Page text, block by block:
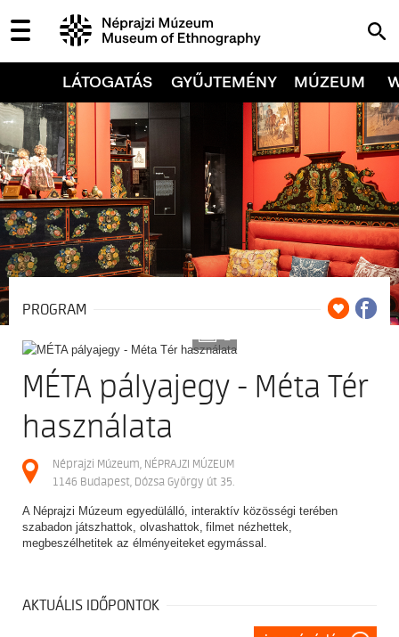
LÁTOGATÁS GYŰJTEMÉNY MÚZEUM
PROGRAM
2
MÉTA pályajegy - Méta Tér
használata
Néprajzi Múzeum, NÉPRAJZI MÚZEUM
1146 Budapest, Dózsa György út 35.
A Néprajzi Múzeum egyedülálló, interaktív közösségi terében
szabadon játszhattok, olvashattok, filmet nézhettek,
megbeszélhetitek az élményeiteket egymással.
AKTUÁLIS IDŐPONTOK